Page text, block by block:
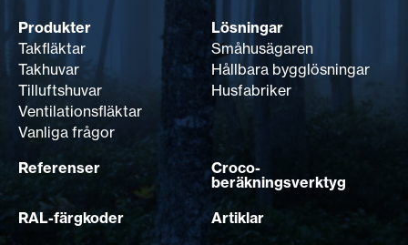
Produkter
Takfläktar
Takhuvar
Tilluftshuvar
Ventilationsfläktar
Vanliga frågor
Lösningar
Småhusägaren
Hållbara bygglösningar
Husfabriker
Referenser
Croco-
beräkningsverktyg
RAL-färgkoder
Artiklar